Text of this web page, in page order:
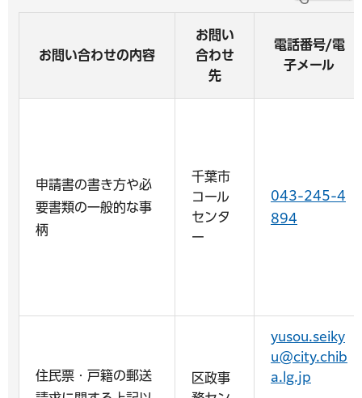
お問い合わせの内容
お問い
合わせ
先
電話番号/電
子メール
申請書の書き方や必
要書類の一般的な事
柄
千葉市
コール
センタ
ー
043-245-4
894
住民票・戸籍の郵送
区政事
yusou.seiky
u@city.chib
a.lg.jp